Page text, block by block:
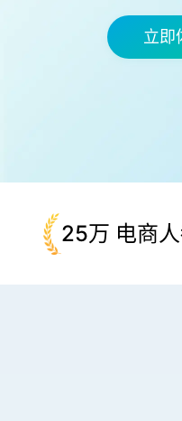
立即
25万 电商